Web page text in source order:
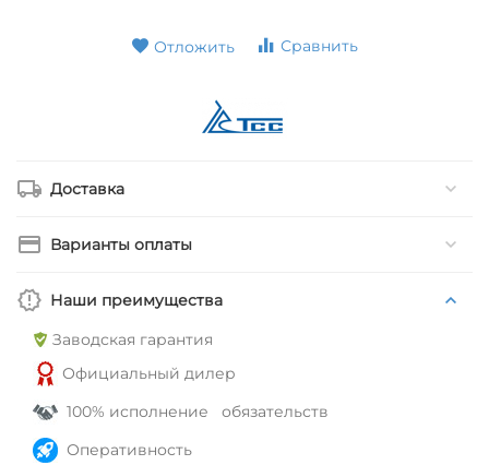
Отложить Сравнить
Доставка
Варианты оплаты
Наши преимущества
Заводская гарантия
Официальный дилер
100% исполнение обязательств
Оперативность